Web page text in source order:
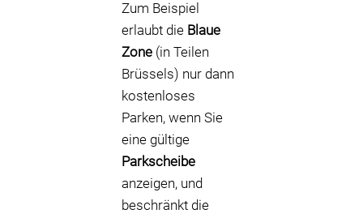
Zum Beispiel
erlaubt die Blaue
Zone (in Teilen
Brüssels) nur dann
kostenloses
Parken, wenn Sie
eine gültige
Parkscheibe
anzeigen, und
beschränkt die